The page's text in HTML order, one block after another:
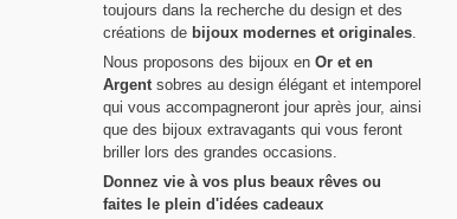
toujours dans la recherche du design et des
créations de bijoux modernes et originales.
Nous proposons des bijoux en Or et en
Argentsobres au design élégant et intemporel
qui vous accompagneront jour après jour, ainsi
que des bijoux extravagants qui vous feront
briller lors des grandes occasions.
Donnez vie à vos plus beaux rêves ou
faites le plein d'idées cadeaux